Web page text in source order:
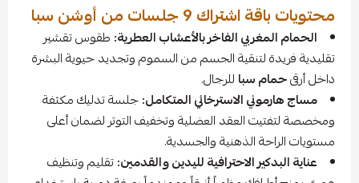
محتويات باقة اشتراك 9 جلسات من أوشن سبا
الحمام المغربي الفاخر بالأعشاب العطرية: طقوس تقشير
تقليدية فريدة لتنقية الجسم من السموم وتجديد حيوية البشرة
داخل أرقىحمام سبا للرجال.
مساج هارموني الاسترخائي المتكامل:جلسة تدليك مكثفة
ومخصصة لتفتيت العقد العضلية وتخفيف التوتر لضمان أعلى
مستويات الراحة الذهنية والجسدية.
عناية البدكير الاحترافية لليدين والقدمين:تقليم وتنظيف